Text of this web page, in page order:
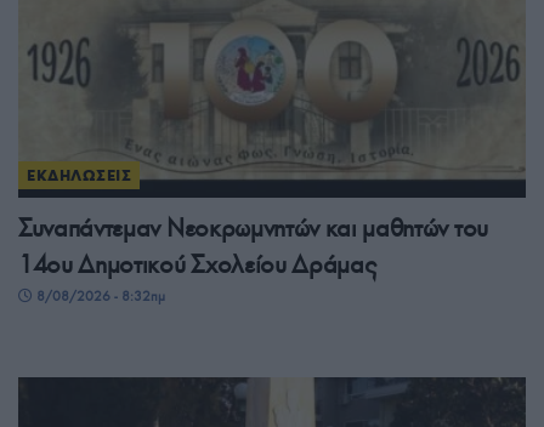
ΕΚΔΗΛΩΣΕΙΣ
Συναπάντεμαν Νεοκρωμνητών και μαθητών του
14ου Δημοτικού Σχολείου Δράμας
8/08/2026 - 8:32πμ